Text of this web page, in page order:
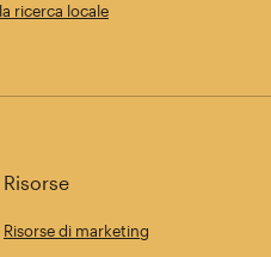
ricerca locale
Risorse
Risorse di marketing